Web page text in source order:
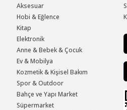
Aksesuar
Hobi & Eğlence
Kitap
Elektronik
Anne & Bebek & Çocuk
Ev & Mobilya
Kozmetik & Kişisel Bakım
Spor & Outdoor
Bahçe ve Yapı Market
Süpermarket